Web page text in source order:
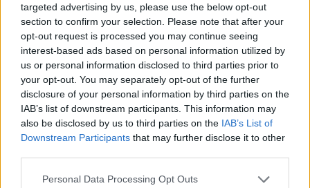
targeted advertising by us, please use the below opt-out
section to confirm your selection. Please note that after your
opt-out request is processed you may continue seeing
interest-based ads based on personal information utilized by
us or personal information disclosed to third parties prior to
your opt-out. You may separately opt-out of the further
disclosure of your personal information by third parties on the
IAB’s list of downstream participants. This information may
also be disclosed by us to third parties on the IAB’s List of
Downstream Participants that may further disclose it to other
Personal Data Processing Opt Outs